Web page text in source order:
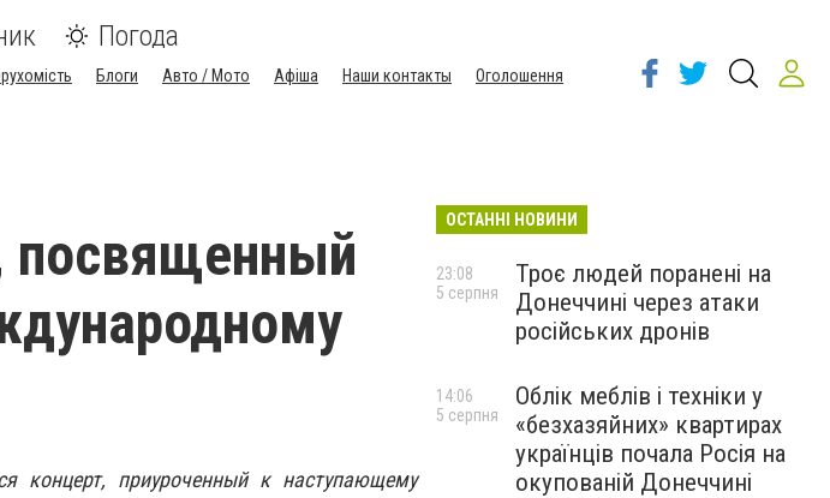
Погода
Блоги Авто / Мото Афіша Наши контакты
Оголошення
посвященный
концерт, приуроченный к наступающему
ОСТАННІ НОВИНИ
Троє людей поранені на
Донеччині через атаки
російських дронів
23:08
5 серпня
Облік меблів і техніки у
«безхазяйних» квартирах
українців почала Росія на
окупованій Донеччині
14:06
5 серпня